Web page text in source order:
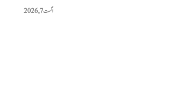
اگست 7, 2026